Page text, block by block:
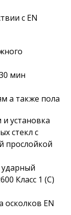
с EN
мин
а также пола
и установка
стекл с
прослойкой
ударный
Класс 1 (С)
осколков EN